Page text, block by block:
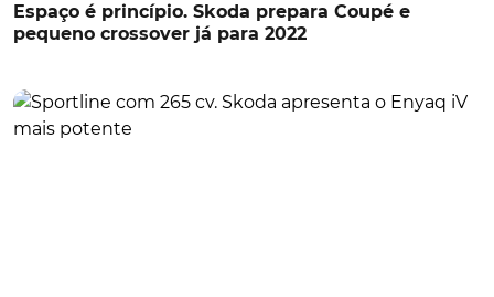
Espaço é princípio. Skoda prepara Coupé e
pequeno crossover já para 2022